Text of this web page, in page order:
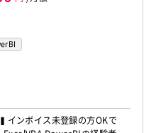
インボイス未登録の方OKで